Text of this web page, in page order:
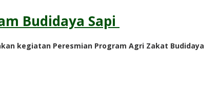
Budidaya Sapi
kegiatan Peresmian Program Agri Zakat Budidaya